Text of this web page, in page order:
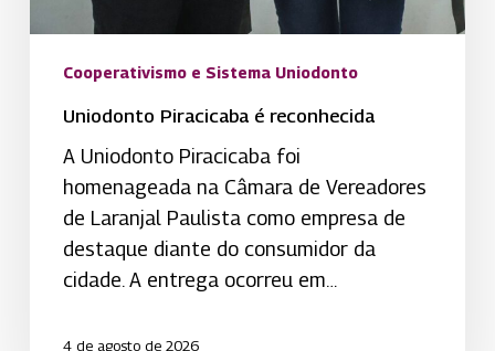
Cooperativismo e Sistema Uniodonto
Uniodonto Piracicaba é reconhecida
A Uniodonto Piracicaba foi
homenageada na Câmara de Vereadores
de Laranjal Paulista como empresa de
destaque diante do consumidor da
cidade. A entrega ocorreu em…
4 de agosto de 2026